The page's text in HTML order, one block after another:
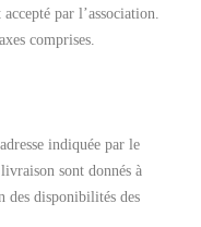
par l’association.
comprises.
indiquée par le
sont donnés à
disponibilités des